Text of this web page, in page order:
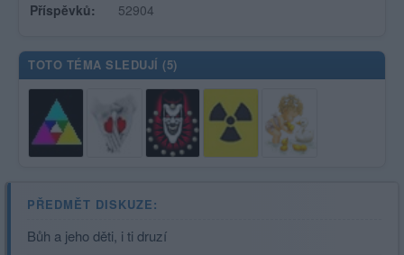
Příspěvků:
52904
TOTO TÉMA SLEDUJÍ (5)
PŘEDMĚT DISKUZE:
Bůh a jeho děti, i ti druzí